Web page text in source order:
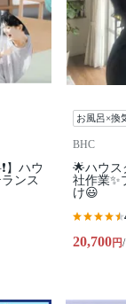
】ハウ
ンス
お風呂×換
BHC
🌟ハウス
社作業✨
け😃
20,700円